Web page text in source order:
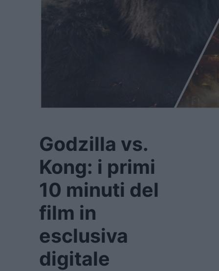
Godzilla vs.
Kong: i primi
10 minuti del
film in
esclusiva
digitale